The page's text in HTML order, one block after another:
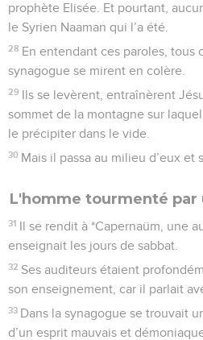
prophète Elisée. Et pourtant,
le Syrien Naaman qui l’a été.
28 En entendant ces paroles, tous
synagogue se mirent en colère.
29 Ils se levèrent, entraînèrent
sommet de la montagne sur
le précipiter dans le vide.
30 Mais il passa au milieu d’eux et
L'homme tourmenté par
31 Il se rendit à *Capernaüm, une
enseignait les jours de sabbat.
32 Ses auditeurs étaient
son enseignement, car il parlait
33 Dans la synagogue se trouvait
d’un esprit mauvais et